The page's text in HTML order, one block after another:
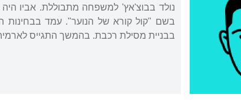
נולד בבוצ'אץ' למשפחה מתבוללת. אביו
בבניית מסילת רכבת. בהמשך התגייס לארמיה